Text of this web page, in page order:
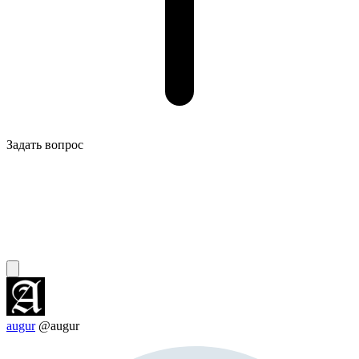
Задать вопрос
augur @augur